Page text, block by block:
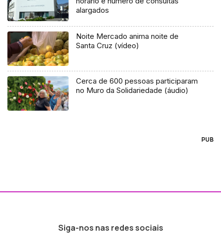
alargados
Noite Mercado anima noite de
Santa Cruz (vídeo)
Cerca de 600 pessoas participaram
no Muro da Solidariedade (áudio)
PUB
Siga-nos nas redes sociais